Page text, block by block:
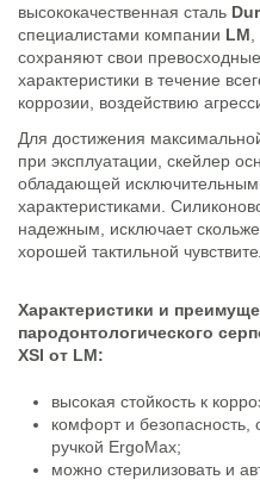
высококачественная сталь
специалистами компании LM
сохраняют свои
характеристики в течение
коррозии, воздействию
Для достижения
при эксплуатации, скейлер
обладающей
характеристиками.
надежным, исключает
хорошей тактильной
Характеристики и
пародонтологического
XSI от LM:
высокая стойкость к
комфорт и
ручкой ErgoMax;
можно стерилизовать и